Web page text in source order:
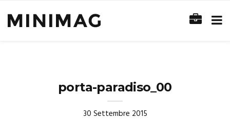
porta-paradiso_00
30 Settembre 2015